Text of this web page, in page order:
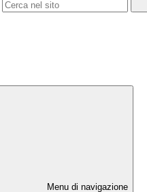
Menu di navigazione